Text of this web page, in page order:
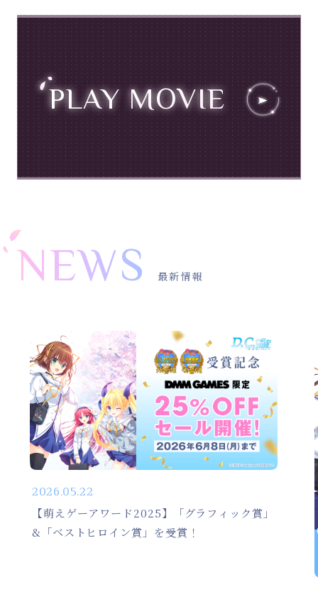
PLAY MOVIE
NEWS 最新情報
2026.05.22
【萌えゲーアワード2025】「グラフィック賞」
&「ベストヒロイン賞」を受賞！